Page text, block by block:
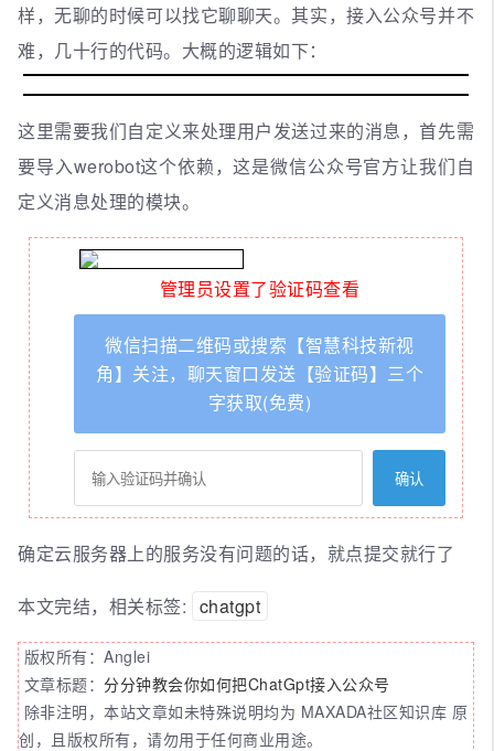
样，无聊的时候可以找它聊聊天。其实，接入公众号并不
难，几十行的代码。大概的逻辑如下：
这里需要我们自定义来处理用户发送过来的消息，首先需
要导入werobot这个依赖，这是微信公众号官方让我们自
定义消息处理的模块。
管理员设置了验证码查看
微信扫描二维码或搜索【智慧科技新视
角】关注，聊天窗口发送【验证码】三个
字获取(免费)
确定云服务器上的服务没有问题的话，就点提交就行了
本文完结，相关标签: chatgpt
版权所有：Anglei
文章标题： 分分钟教会你如何把ChatGpt接入公众号
除非注明，本站文章如未特殊说明均为 MAXADA社区知识库 原
创，且版权所有，请勿用于任何商业用途。